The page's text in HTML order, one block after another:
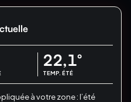
22,1°
TEMP. ÉTÉ
à votre zone : l’été